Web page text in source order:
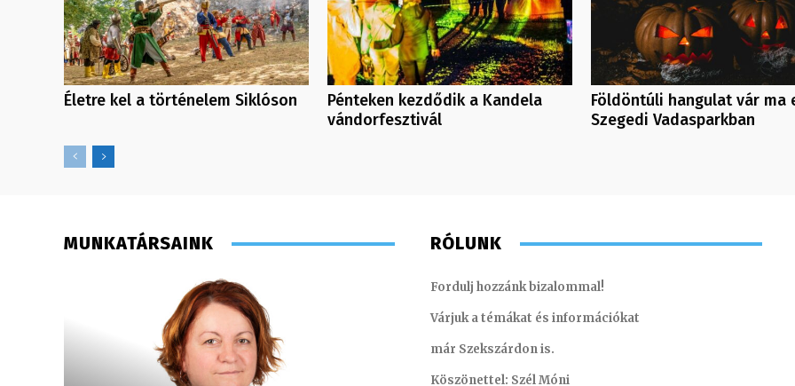
Életre kel a történelem Siklóson
Pénteken kezdődik a Kandela
vándorfesztivál
Földöntúli hangulat vár ma
Szegedi Vadasparkban
MUNKATÁRSAINK RÓLUNK
Fordulj hozzánk bizalommal!
Várjuk a témákat és információkat
már Szekszárdon is.
Köszönettel: Szél Móni